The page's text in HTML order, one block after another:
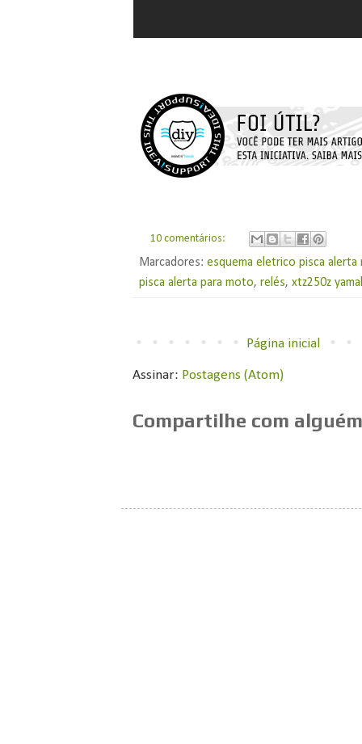
10 comentários:
Marcadores:esquema eletrico pisca
pisca alerta para moto,relés,xtz250z
Página inicial
Assinar: Postagens (Atom)
Compartilhe com